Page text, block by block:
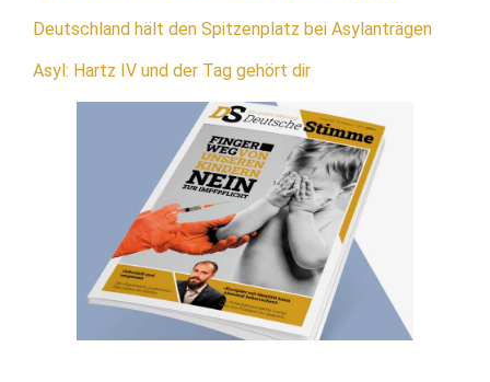
Deutschland hält den Spitzenplatz bei Asylanträgen
Asyl: Hartz IV und der Tag gehört dir